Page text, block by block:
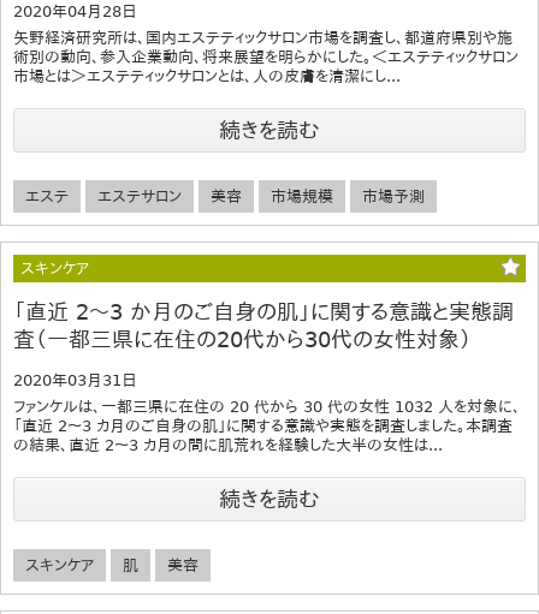
2020年04月28日
矢野経済研究所は、国内エステティックサロン市場を調査し、都道府県別や施
術別の動向、参入企業動向、将来展望を明らかにした。＜エステティックサロン
市場とは＞エステティックサロンとは、人の皮膚を清潔にし...
続きを読む
エステ エステサロン 美容 市場規模 市場予測
スキンケア
「直近 2～3 か月のご自身の肌」に関する意識と実態調
査（一都三県に在住の20代から30代の女性対象）
2020年03月31日
ファンケルは、一都三県に在住の 20 代から 30 代の女性 1032 人を対象に、
「直近 2～3 カ月のご自身の肌」に関する意識や実態を調査しました。本調査
の結果、直近 2～3 カ月の間に肌荒れを経験した大半の女性は...
続きを読む
スキンケア 肌 美容